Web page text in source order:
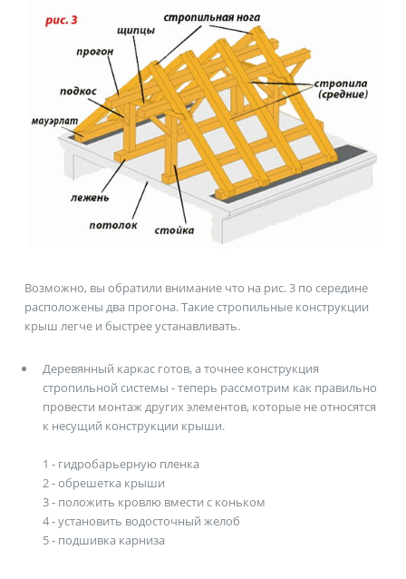
Возможно, вы обратили внимание что на рис. 3по середине
расположены два прогона. Такие стропильные конструкции
крыш легче и быстрее устанавливать.
Деревянный каркас готов, а точнее конструкция
стропильной системы - теперь рассмотрим как правильно
провести монтаж других элементов, которые не относятся
к несущий конструкции крыши.
1 - гидробарьерную пленка
2 - обрешетка крыши
3 - положить кровлю вмести с коньком
4 - установить водосточный желоб
5 - подшивка карниза